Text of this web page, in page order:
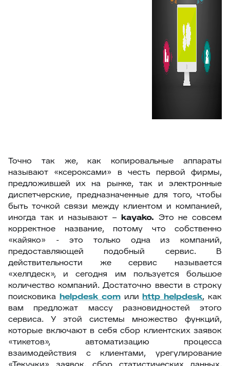
Точно так же, как копировальные аппараты
называют «ксероксами» в честь первой фирмы,
предложившей их на рынке, так и электронные
диспетчерские, предназначенные для того, чтобы
быть точкой связи между клиентом и компанией,
иногда так и называют – kayako. Это не совсем
корректное название, потому что собственно
«кайяко» - это только одна из компаний,
предоставляющей подобный сервис. В
действительности же сервис называется
«хелпдеск», и сегодня им пользуется большое
количество компаний. Достаточно ввести в строку
поисковика helpdesk comилиhttp helpdesk, как
вам предложат массу разновидностей этого
сервиса. У этой системы множество функций,
которые включают в себя сбор клиентских заявок
«тикетов», автоматизацию процесса
взаимодействия с клиентами, урегулирование